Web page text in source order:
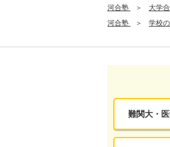
河合塾
大学
河合塾
学校
難関大・